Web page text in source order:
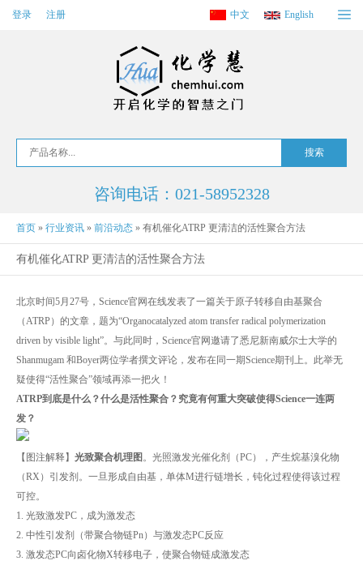
登录 注册 中文 English
咨询电话：021-58952328
首页 » 行业资讯 » 前沿动态 » 有机催化ATRP 更清洁的活性聚合方法
有机催化ATRP 更清洁的活性聚合方法
北京时间5月27号，Science官网在线发表了一篇关于原子转移自由基聚合
（ATRP）的文章，题为“Organocatalyzed atom transfer radical polymerization
driven by visible light”。与此同时，Science官网邀请了悉尼新南威尔士大学的
Shanmugam 和Boyer两位学者撰文评论，发布在同一期Science期刊上。此举无
疑使得“活性聚合”领域再添一把火！
ATRP到底是什么？什么是活性聚合？究竟有何重大突破使得Science一连两
发？
【图注解释】 光致聚合机理图 。光照激发光催化剂（PC），产生烷基溴化物
（RX）引发剂。一旦形成自由基，单体M进行链增长，钝化过程使得该过程
可控。
1. 光致激发PC，成为激发态
2. 中性引发剂（带聚合物链Pn）与激发态PC反应
3. 激发态PC向卤化物X转移电子，使聚合物链成激发态